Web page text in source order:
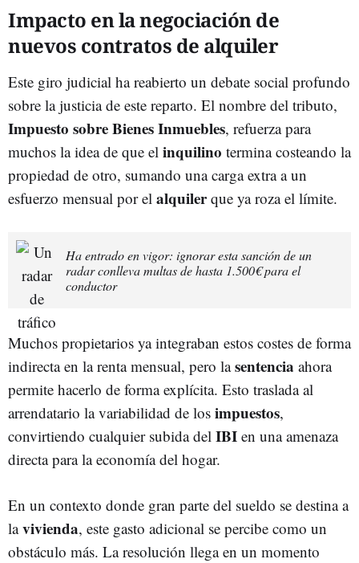
Impacto en la negociación de
nuevos contratos de alquiler
Este giro judicial ha reabierto un debate social profundo
sobre la justicia de este reparto. El nombre del tributo,
Impuesto sobre Bienes Inmuebles, refuerza para
muchos la idea de que el inquilino termina costeando la
propiedad de otro, sumando una carga extra a un
esfuerzo mensual por el alquilerque ya roza el límite.
Ha entrado en vigor: ignorar esta sanción de un
radar conlleva multas de hasta 1.500€ para el
conductor
Muchos propietarios ya integraban estos costes de forma
indirecta en la renta mensual, pero lasentencia ahora
permite hacerlo de forma explícita. Esto traslada al
arrendatario la variabilidad de los impuestos,
convirtiendo cualquier subida del IBI en una amenaza
directa para la economía del hogar.
En un contexto donde gran parte del sueldo se destina a
lavivienda, este gasto adicional se percibe como un
obstáculo más. La resolución llega en un momento